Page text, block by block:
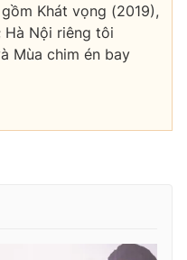
Khát vọng (2019),
Hà Nội riêng tôi
Mùa chim én bay